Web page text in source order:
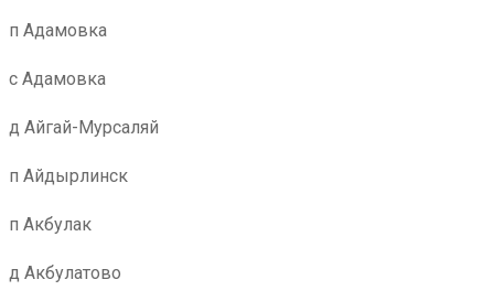
п Адамовка
с Адамовка
д Айгай-Мурсаляй
п Айдырлинск
п Акбулак
д Акбулатово